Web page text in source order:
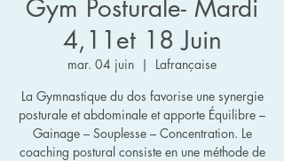
Gym Posturale- Mardi
4,11et 18 Juin
mar. 04 juin
  |
Lafrançaise
La Gymnastique du dos favorise une synergie
posturale et abdominale et apporte Équilibre –
Gainage – Souplesse – Concentration. Le
coaching postural consiste en une méthode de